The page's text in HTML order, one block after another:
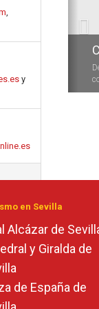
,
y
en Sevilla
Alcázar de
y Giralda de
de España de